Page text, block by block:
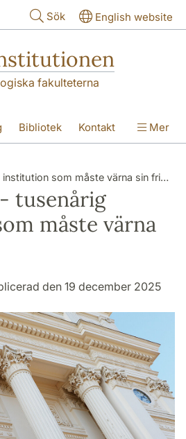
Sök English website
fakulteterna
Bibliotek Kontakt Mer
som måste värna sin frihet
tusenårig
måste värna
den 19 december 2025